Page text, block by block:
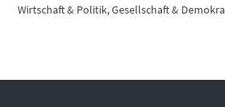
Wirtschaft & Politik,Gesellschaft &